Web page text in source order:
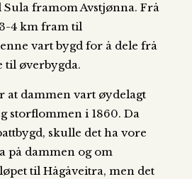
framom Avstjønna. Frå
4 km fram til
vart bygd for å dele frå
til øverbygda.
at dammen vart øydelagt
storflommen i 1860. Da
skulle det ha vore
på dammen og om
til Hågåveitra, men det